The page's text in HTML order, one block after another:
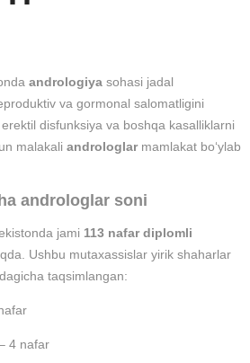
andrologiya sohasi jadal
va gormonal salomatligini
disfunksiya va boshqa kasalliklarni
malakali androloglarmamlakat bo‘ylab
androloglar soni
jami 113 nafar diplomli
Ushbu mutaxassislar yirik shaharlar
taqsimlangan:
4 nafar